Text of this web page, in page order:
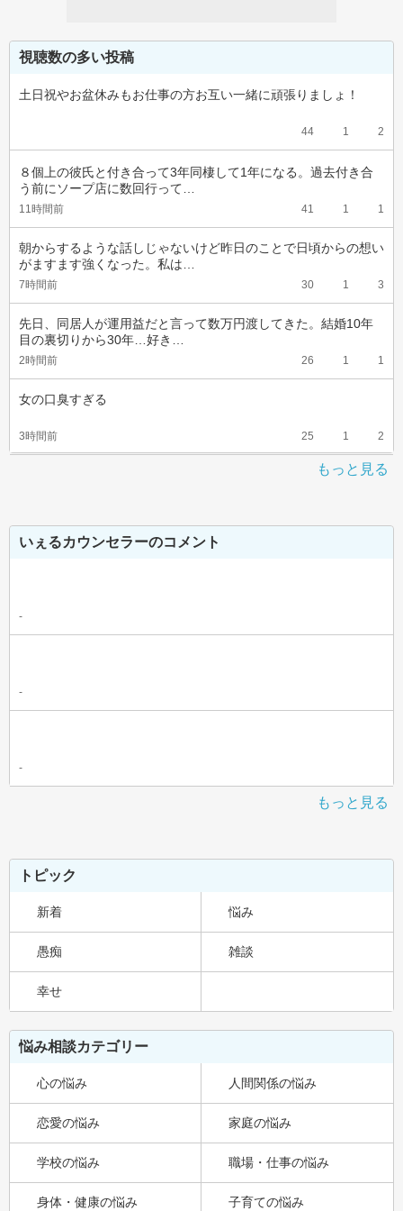
視聴数の多い投稿
土日祝やお盆休みもお仕事の方お互い一緒に頑張りましょ！
44 1 2
８個上の彼氏と付き合って3年同棲して1年になる。過去付き合
う前にソープ店に数回行って…
11時間前 41 1 1
朝からするような話しじゃないけど昨日のことで日頃からの想い
がますます強くなった。私は…
7時間前 30 1 3
先日、同居人が運用益だと言って数万円渡してきた。結婚10年
目の裏切りから30年…好き…
2時間前 26 1 1
女の口臭すぎる
3時間前 25 1 2
もっと見る
いぇるカウンセラーのコメント
-
-
-
もっと見る
トピック
新着 悩み
愚痴 雑談
幸せ
悩み相談カテゴリー
心の悩み 人間関係の悩み
恋愛の悩み 家庭の悩み
学校の悩み 職場・仕事の悩み
身体・健康の悩み 子育ての悩み